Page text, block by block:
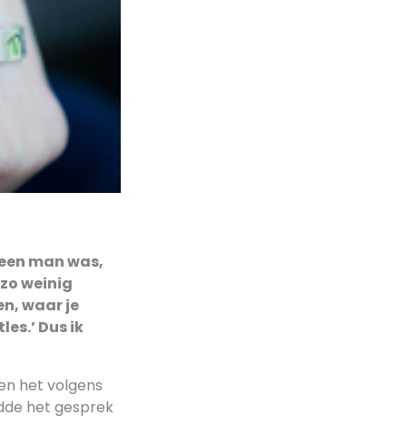
man was,
weinig
waar je
Dus ik
het volgens
het gesprek